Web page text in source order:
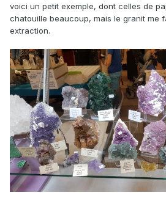
voici un petit exemple, dont celles de
chatouille beaucoup, mais le granit me
extraction.